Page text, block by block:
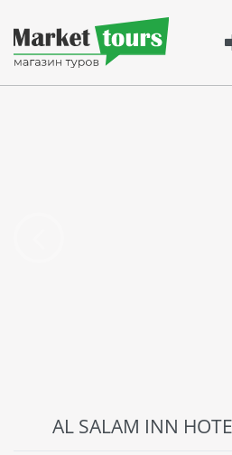
AL SALAM INN